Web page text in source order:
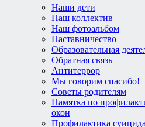
Наши дети
Наш коллектив
Наш фотоальбом
Наставничество
Образовательная
Обратная связь
Антитеррор
Мы говорим спасибо!
Советы родителям
Памятка по
окон
Профилактика